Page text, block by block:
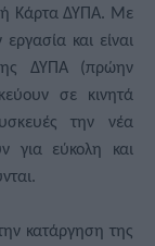
Κάρτα ΔΥΠΑ. Με
και είναι
ΔΥΠΑ (πρώην
σε κινητά
την νέα
για εύκολη και
κατάργηση της